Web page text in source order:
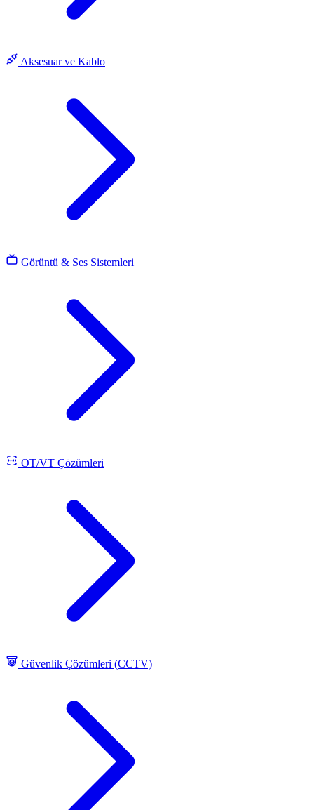
Aksesuar ve Kablo
Görüntü & Ses Sistemleri
OT/VT Çözümleri
Güvenlik Çözümleri (CCTV)